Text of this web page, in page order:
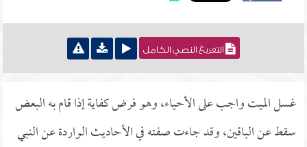
التفريغ النصي الكامل
غسل الميت واجب على الأحياء، وهو فرض كفاية إذا قام به البعض
سقط عن الباقين، وقد جاءت صفته في الأحاديث الواردة عن النبي